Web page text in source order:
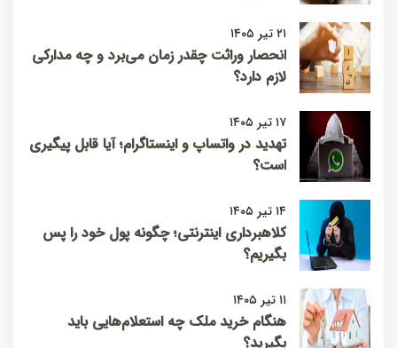
۲۱ تیر ۱۴۰۵
انحصار وراثت چقدر زمان می‌برد و چه مدارکی
لازم دارد؟
۱۷ تیر ۱۴۰۵
تهدید در واتساپ و اینستاگرام؛ آیا قابل پیگیری
است؟
۱۴ تیر ۱۴۰۵
کلاهبرداری اینترنتی؛ چگونه پول خود را پس
بگیریم؟
۱۱ تیر ۱۴۰۵
هنگام خرید ملک چه استعلام‌هایی باید
بگیرید؟